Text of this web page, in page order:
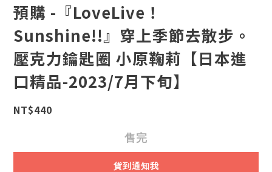
預購 -『LoveLive！
Sunshine!!』穿上季節去散步。
壓克力鑰匙圈 小原鞠莉【日本進
口精品-2023/7月下旬】
NT$440
售完
貨到通知我